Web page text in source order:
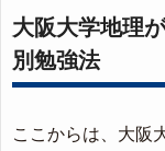
大阪大学地理
別勉強法
ここからは、大阪